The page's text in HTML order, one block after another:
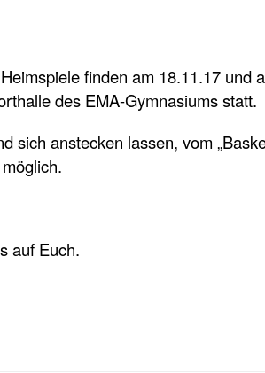
finden am 18.11.17 und
des EMA-Gymnasiums statt.
sich anstecken lassen, vom
auf Euch.